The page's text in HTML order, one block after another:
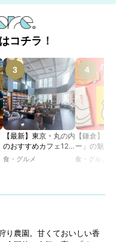
コチラ！
【最新】東京・丸の内
のおすすめカフェ12
選｜ひとりでゆったり
ルラウンジまで！
食・グルメ
【鎌倉】「
ー」の魅力
説！ 定番商
食・グルメ
り農園。甘くておいしい香